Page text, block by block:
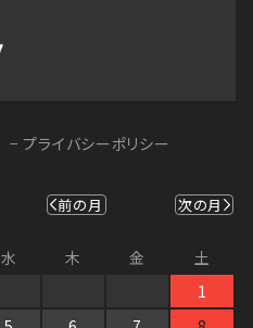
− プライバシーポリシー
前の月 次の月
水 木 金
土
1